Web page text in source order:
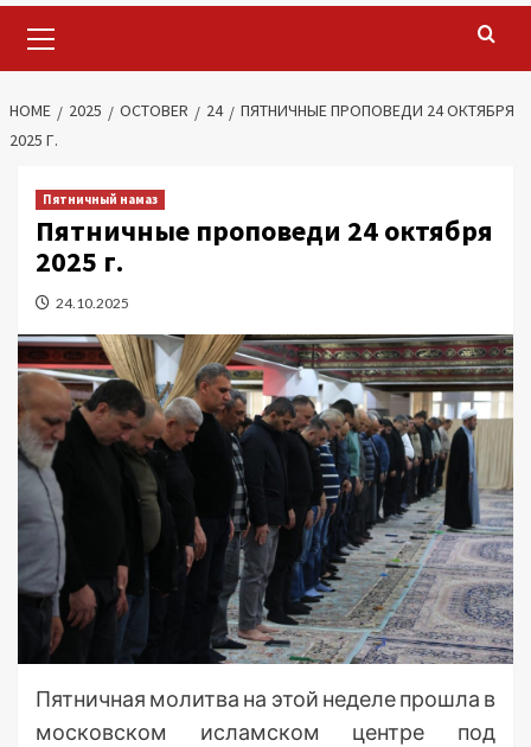
Menu
HOME 2025 OCTOBER 24
ПЯТНИЧНЫЕ ПРОПОВЕДИ 24 ОКТЯБРЯ
2025 Г.
Пятничный намаз
Пятничные проповеди 24 октября
2025 г.
24.10.2025
Пятничная молитва на этой неделе прошла в
московском исламском центре под